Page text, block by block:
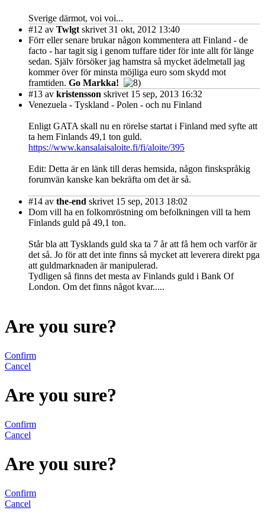
Sverige därmot, voi voi...
#12 av Twlgt skrivet 31 okt, 2012 13:40
Förr eller senare brukar någon kommentera att Finland - de
facto - har tagit sig i genom tuffare tider för inte allt för länge
sedan. Själv försöker jag hamstra så mycket ädelmetall jag
kommer över för minsta möjliga euro som skydd mot
framtiden. Go Markka!
#13 av kristensson skrivet 15 sep, 2013 16:32
Venezuela - Tyskland - Polen - och nu Finland
Enligt GATA skall nu en rörelse startat i Finland med syfte att
ta hem Finlands 49,1 ton guld.
https://www.kansalaisaloite.fi/fi/aloite/395
Edit: Detta är en länk till deras hemsida, någon finskspråkig
forumvän kanske kan bekräfta om det är så.
#14 av the-end skrivet 15 sep, 2013 18:02
Dom vill ha en folkomröstning om befolkningen vill ta hem
Finlands guld på 49,1 ton.
Står bla att Tysklands guld ska ta 7 år att få hem och varför är
det så. Jo för att det inte finns så mycket att leverera direkt pga
att guldmarknaden är manipulerad.
Tydligen så finns det mesta av Finlands guld i Bank Of
London. Om det finns något kvar.....
Are you sure?
Confirm
Cancel
Are you sure?
Confirm
Cancel
Are you sure?
Confirm
Cancel